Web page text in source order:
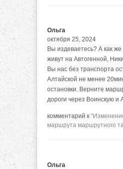
Ольга
октября 25, 2024
Вы издеваетесь? А как
живут на Автогенной,
Вы нас без транспорта
Алтайской не менее
остановки. Верните
дороги через Воинскую и
комментарий к
маршрута маршрутного
Ольга